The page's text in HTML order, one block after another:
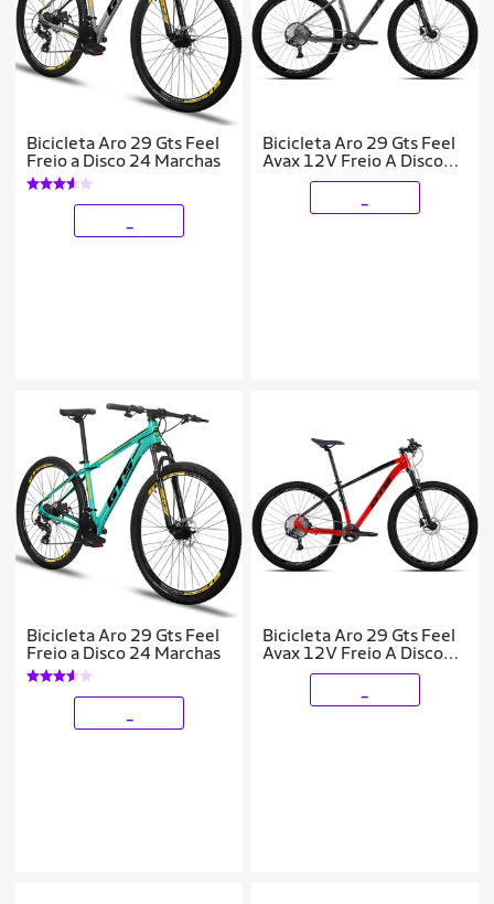
Bicicleta Aro 29 Gts Feel
Freio a Disco 24 Marchas
Bicicleta Aro 29 Gts Feel
Avax 12V Freio A Disco
Hidráulico
Bicicleta Aro 29 Gts Feel
Freio a Disco 24 Marchas
Bicicleta Aro 29 Gts Feel
Avax 12V Freio A Disco
Hidráulico